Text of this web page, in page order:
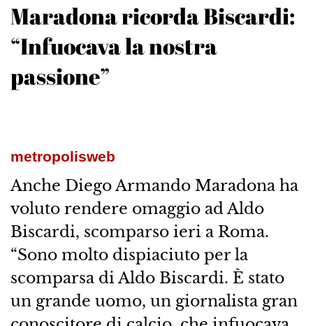
Maradona ricorda Biscardi:
“Infuocava la nostra
passione”
metropolisweb
Anche Diego Armando Maradona ha
voluto rendere omaggio ad Aldo
Biscardi, scomparso ieri a Roma.
“Sono molto dispiaciuto per la
scomparsa di Aldo Biscardi. È stato
un grande uomo, un giornalista gran